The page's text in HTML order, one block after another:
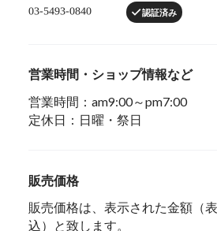
認証済み
営業時間・ショップ情報など
営業時間：am9:00～pm7:00
定休日：日曜・祭日
販売価格
販売価格は、表示された金額（
込）と致します。